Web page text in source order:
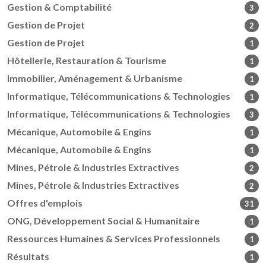
Gestion & Comptabilité 3
Gestion de Projet 2
Gestion de Projet 1
Hôtellerie, Restauration & Tourisme 1
Immobilier, Aménagement & Urbanisme 1
Informatique, Télécommunications & Technologies 1
Informatique, Télécommunications & Technologies 3
Mécanique, Automobile & Engins 1
Mécanique, Automobile & Engins 1
Mines, Pétrole & Industries Extractives 2
Mines, Pétrole & Industries Extractives 2
Offres d'emplois 31
ONG, Développement Social & Humanitaire 1
Ressources Humaines & Services Professionnels 1
Résultats 1